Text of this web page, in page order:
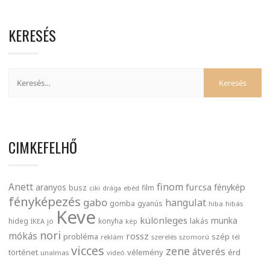
KERESÉS
CIMKEFELHŐ
Anett aranyos busz ciki drága ebéd film finom furcsa fénykép
fényképezés gabo gomba gyanús hangulat hiba hibás
hideg IKEA jó Keve konyha kép különleges lakás munka
mókás nori probléma reklám rossz szerelés szomorú szép tél
történet unalmas vicces videó vélemény zene átverés érd